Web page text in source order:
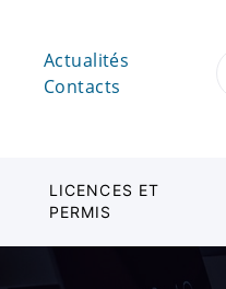
Actualités
Contacts
LICENCES ET
PERMIS